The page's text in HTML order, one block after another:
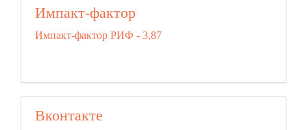
Импакт-фактор
Импакт-фактор РИФ - 3,87
Вконтакте